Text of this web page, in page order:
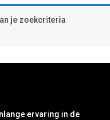
je zoekcriteria
ervaring in de